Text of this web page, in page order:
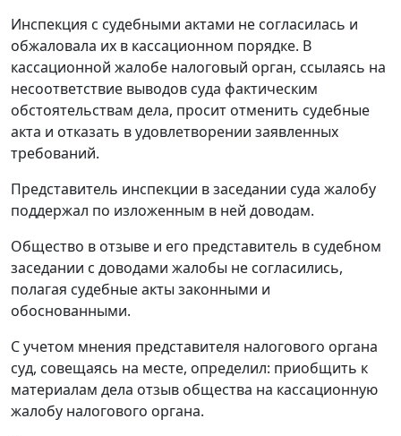
Инспекция с судебными актами не согласилась и
обжаловала их в кассационном порядке. В
кассационной жалобе налоговый орган, ссылаясь на
несоответствие выводов суда фактическим
обстоятельствам дела, просит отменить судебные
акта и отказать в удовлетворении заявленных
требований.
Представитель инспекции в заседании суда жалобу
поддержал по изложенным в ней доводам.
Общество в отзыве и его представитель в судебном
заседании с доводами жалобы не согласились,
полагая судебные акты законными и
обоснованными.
С учетом мнения представителя налогового органа
суд, совещаясь на месте, определил: приобщить к
материалам дела отзыв общества на кассационную
жалобу налогового органа.